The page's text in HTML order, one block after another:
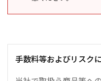
手数料等およびリスク